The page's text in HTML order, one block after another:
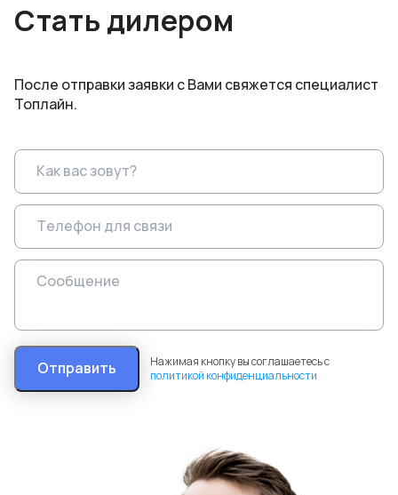
Стать дилером
После отправки заявки с Вами свяжется специалист
Топлайн.
Отправить
Нажимая кнопку вы соглашаетесь с
политикой конфиденциальности